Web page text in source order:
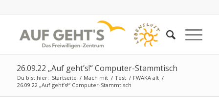
26.09.22 „Auf geht’s!“ Computer-Stammtisch
Du bist hier: Startseite / Mach mit / Test / FWAKA alt /
26.09.22 „Auf geht’s!“ Computer-Stammtisch